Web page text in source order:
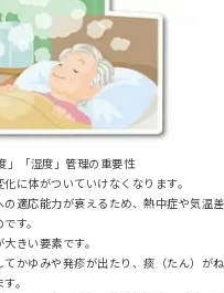
「湿度」管理の重要性
に体がついていけなくなります。
適応能力が衰えるため、熱中症や気温
す。
きい要素です。
かゆみや発疹が出たり、痰（たん）が
。